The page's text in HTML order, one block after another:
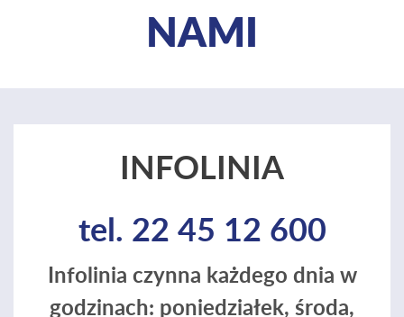
NAMI
INFOLINIA
tel. 22 45 12 600
Infolinia czynna każdego dnia w
godzinach: poniedziałek, środa,